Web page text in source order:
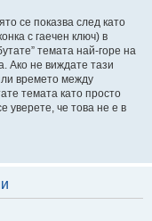
се показва след като
с гаечен ключ) в
темата най-горе на
Ако не виждате тази
времето между
темата като просто
уверете, че това не е в